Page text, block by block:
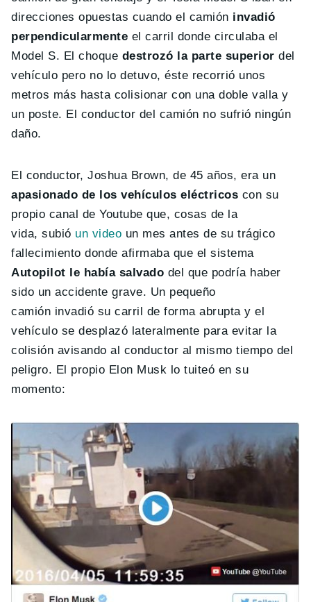
direcciones opuestas cuando el camión invadió
perpendicularmente el carril donde circulaba el
Model S. El choque destrozó la parte superior del
vehículo pero no lo detuvo, éste recorrió unos
metros más hasta colisionar con una doble valla y
un poste. El conductor del camión no sufrió ningún
daño.
El conductor, Joshua Brown, de 45 años, era un
apasionado de los vehículos eléctricos con su
propio canal de Youtube que, cosas de la
vida, subió un video un mes antes de su trágico
fallecimiento donde afirmaba que el sistema
Autopilot le había salvado del que podría haber
sido un accidente grave. Un pequeño
camión invadió su carril de forma abrupta y el
vehículo se desplazó lateralmente para evitar la
colisión avisando al conductor al mismo tiempo del
peligro. El propio Elon Musk lo tuiteó en su
momento: